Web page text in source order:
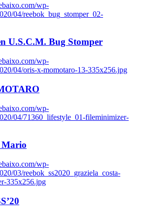
wp-
04/reebok_bug_stomper_02-
U.S.C.M. Bug Stomper
wp-
04/oris-x-momotaro-13-335x256.jpg
wp-
04/71360_lifestyle_01-fileminimizer-
Mario
wp-
03/reebok_ss2020_graziela_costa-
335x256.jpg